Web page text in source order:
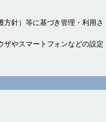
針）等に基づき管理・利用さ
やスマートフォンなどの設定